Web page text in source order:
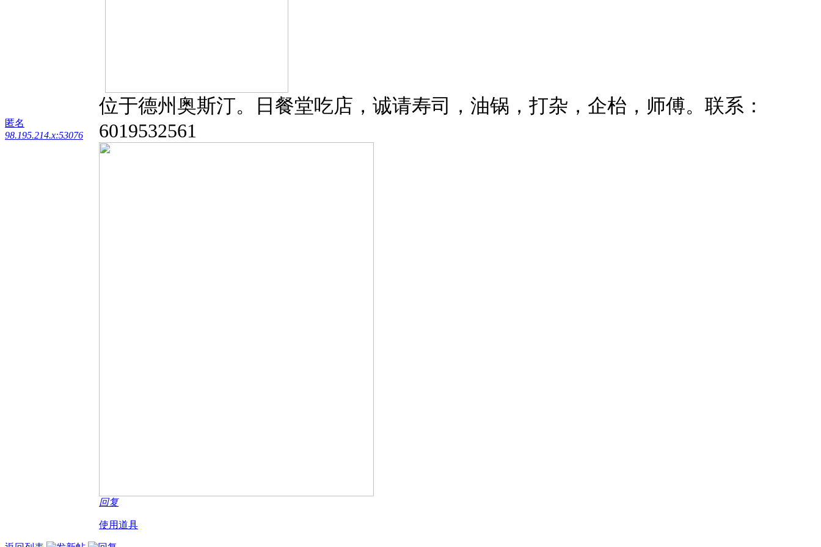
匿名
98.195.214.x:53076
位于德州奥斯汀。日餐堂吃店，诚请寿司，油锅，打杂，企枱，师傅。联系：
6019532561
回复
使用道具